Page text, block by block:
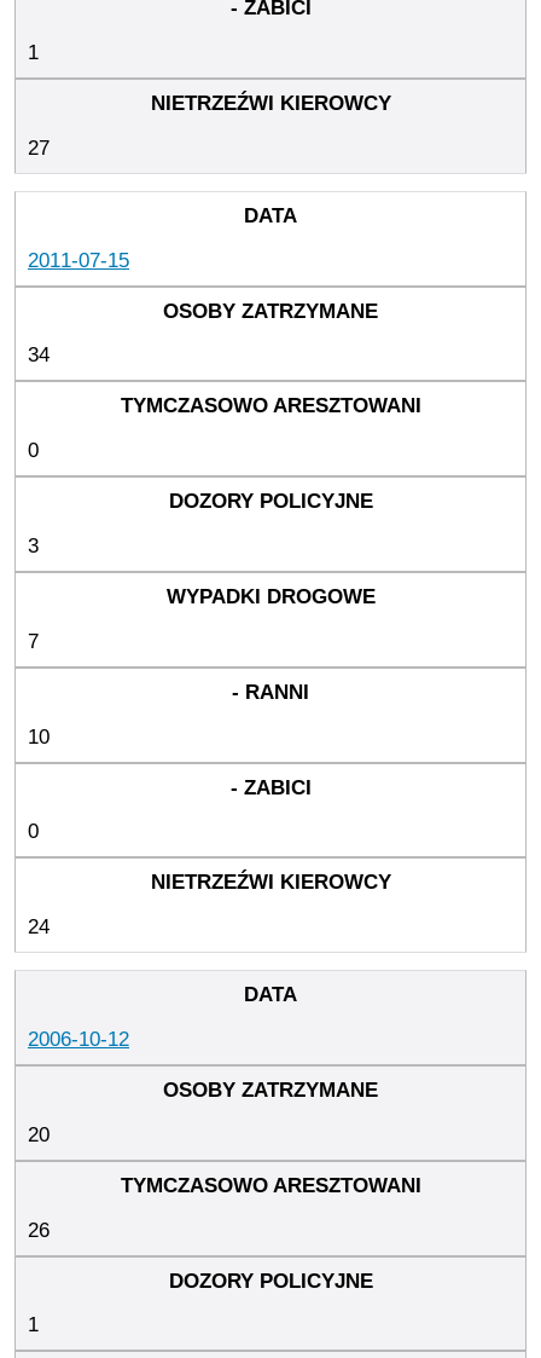
1
27
2011-07-15
34
0
3
7
10
0
24
2006-10-12
20
26
1